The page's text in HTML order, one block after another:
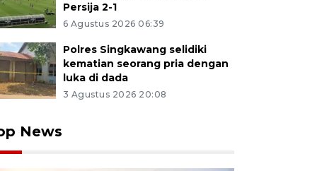
Persija 2-1
6 Agustus 2026 06:39
Polres Singkawang selidiki
kematian seorang pria dengan
luka di dada
3 Agustus 2026 20:08
News